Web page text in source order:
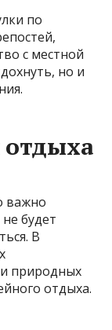
по
с местной
но и
важно
будет
В
природных
отдыха.